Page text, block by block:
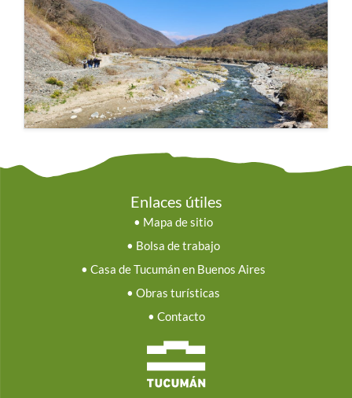
Enlaces útiles
• Mapa de sitio
• Bolsa de trabajo
• Casa de Tucumán en Buenos Aires
• Obras turísticas
• Contacto